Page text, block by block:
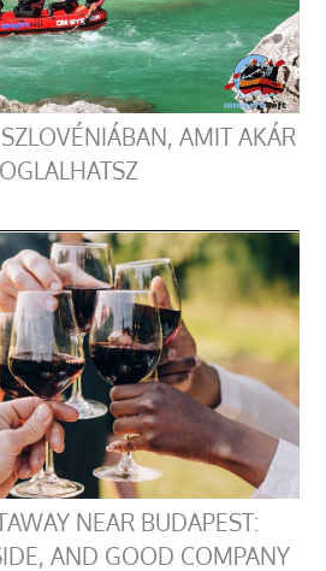
AMIT AKÁR
NEAR BUDAPEST:
AND GOOD COMPANY